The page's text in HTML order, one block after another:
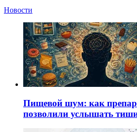
Новости
Пищевой шум: как
позволили услышать